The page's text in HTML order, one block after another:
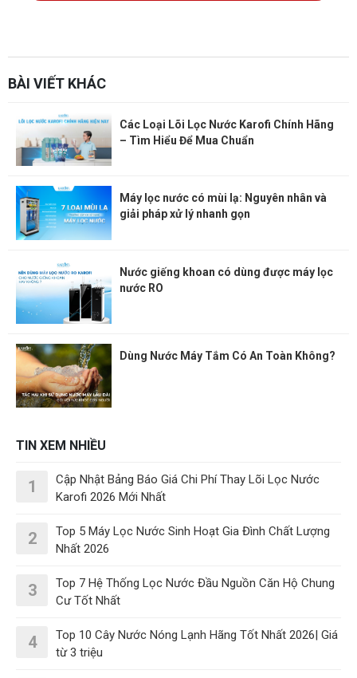
BÀI VIẾT KHÁC
Các Loại Lõi Lọc Nước Karofi Chính Hãng
– Tìm Hiểu Để Mua Chuẩn
Máy lọc nước có mùi lạ: Nguyên nhân và
giải pháp xử lý nhanh gọn
Nước giếng khoan có dùng được máy lọc
nước RO
Dùng Nước Máy Tắm Có An Toàn Không?
TIN XEM NHIỀU
1
Cập Nhật Bảng Báo Giá Chi Phí Thay Lõi Lọc Nước
Karofi 2026 Mới Nhất
2
Top 5 Máy Lọc Nước Sinh Hoạt Gia Đình Chất Lượng
Nhất 2026
3
Top 7 Hệ Thống Lọc Nước Đầu Nguồn Căn Hộ Chung
Cư Tốt Nhất
4
Top 10 Cây Nước Nóng Lạnh Hãng Tốt Nhất 2026| Giá
từ 3 triệu